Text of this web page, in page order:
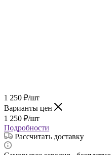
1 250 ₽/шт
Варианты цен
1 250 ₽/шт
Подробности
Рассчитать доставку